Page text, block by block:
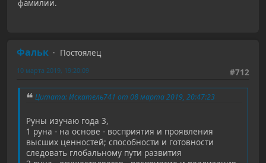
фамилии.
Фальк
Постоялец
#712
10 марта 2019, 19:20:09
Цитата: Искатель741 от 08 марта 2019, 20:47:23
Руны изучаю года 3,
1 руна - на основе - восприятия и проявления
высших ценностей; способности и готовности
следовать глобальному пути развития